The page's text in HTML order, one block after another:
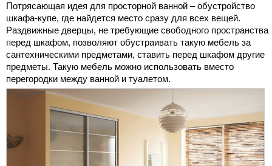
Потрясающая идея для просторной ванной – обустройство
шкафа-купе, где найдется место сразу для всех вещей.
Раздвижные дверцы, не требующие свободного пространства
перед шкафом, позволяют обустраивать такую мебель за
сантехническими предметами, ставить перед шкафом другие
предметы. Такую мебель можно использовать вместо
перегородки между ванной и туалетом.